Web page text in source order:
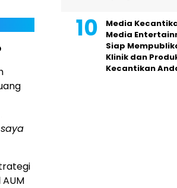
Media
Media
Siap
Klinik dan
Kecantikan